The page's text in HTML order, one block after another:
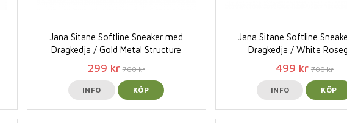
Jana Sitane Softline Sneaker med
Dragkedja / Gold Metal Structure
299 kr 700 kr
INFO KÖP
Jana Sitane Softline
Dragkedja / White
499 kr 700 kr
INFO KÖP